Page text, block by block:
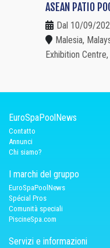
ASEAN PATIO
Dal 10/09/
Malesia,
Exhibition
EuroSpaPoolNews
Contatto
Annunci
Chi siamo?
I marchi del gruppo
EuroSpaPoolNews
Spécial Pros
Comunità speciali
PiscineSpa.com
Servizi e informazioni